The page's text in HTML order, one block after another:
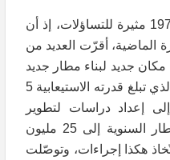
قضيّة مطار دمشق الذي بُني 1970 مثيرة للتساؤلات، إذ أن
الماضية، أقرّت العديد من
مكان جديد لبناء مطار جديد
لدمشق بدلاً من المطار الحالي الذي تبلغ قدرته الاستيعابية 5
إعداد دراسات لتطوير
وتأهيل المطار لتصل قدرة المطار السنوية إلى 25 مليون
هكذا إجراءات، وتوصّلت